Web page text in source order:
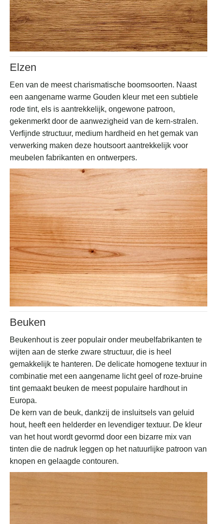
Elzen
Een van de meest charismatische boomsoorten. Naast
een aangename warme Gouden kleur met een subtiele
rode tint, els is aantrekkelijk, ongewone patroon,
gekenmerkt door de aanwezigheid van de kern-stralen.
Verfijnde structuur, medium hardheid en het gemak van
verwerking maken deze houtsoort aantrekkelijk voor
meubelen fabrikanten en ontwerpers.
Beuken
Beukenhout is zeer populair onder meubelfabrikanten te
wijten aan de sterke zware structuur, die is heel
gemakkelijk te hanteren. De delicate homogene textuur in
combinatie met een aangename licht geel of roze-bruine
tint gemaakt beuken de meest populaire hardhout in
Europa.
De kern van de beuk, dankzij de insluitsels van geluid
hout, heeft een helderder en levendiger textuur. De kleur
van het hout wordt gevormd door een bizarre mix van
tinten die de nadruk leggen op het natuurlijke patroon van
knopen en gelaagde contouren.